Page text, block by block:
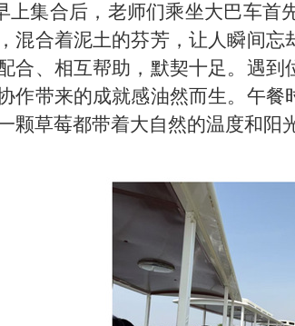
上集合后，老师们乘坐大巴车首
混合着泥土的芬芳，让人瞬间忘
合、相互帮助，默契十足。遇
作带来的成就感油然而生。 午餐
颗草莓都带着大自然的温度和阳